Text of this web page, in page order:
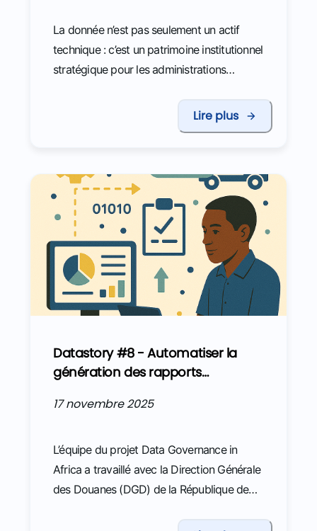
La donnée n’est pas seulement un actif
technique : c’est un patrimoine institutionnel
stratégique pour les administrations
ont lancé leur stratégie data. Mais la réalité
est plus nuancée : certaines initiatives
comment éviter ces écueils et faire en
sorte que l’investissement dans la donnée
devienne un véritable atout pour les
métiers comme pour les citoyens ?
Lire plus
Datastory #8 - Automatiser la
génération des rapports
efficace des recettes
17 novembre 2025
L’équipe du projet Data Governance in
Africa a travaillé avec la Direction Générale
des Douanes (DGD) de la République de